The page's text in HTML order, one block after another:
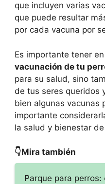
que incluyen varias
que puede resultar
por cada vacuna por
Es importante tener
vacunación de tu
para su salud, sino
de tus seres queridos
bien algunas vacunas
importante
la salud y bienestar
👇Mira también
Parque para perros: